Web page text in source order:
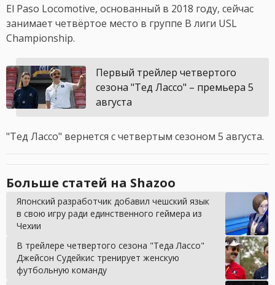
El Paso Locomotive, основанный в 2018 году, сейчас
занимает четвёртое место в группе B лиги USL
Championship.
Первый трейлер четвертого
сезона "Тед Лассо" – премьера 5
августа
"Тед Лассо" вернется с четвертым сезоном 5 августа.
Больше статей на Shazoo
Японский разработчик добавил чешский язык
в свою игру ради единственного геймера из
Чехии
В трейлере четвертого сезона "Теда Лассо"
Джейсон Судейкис тренирует женскую
футбольную команду